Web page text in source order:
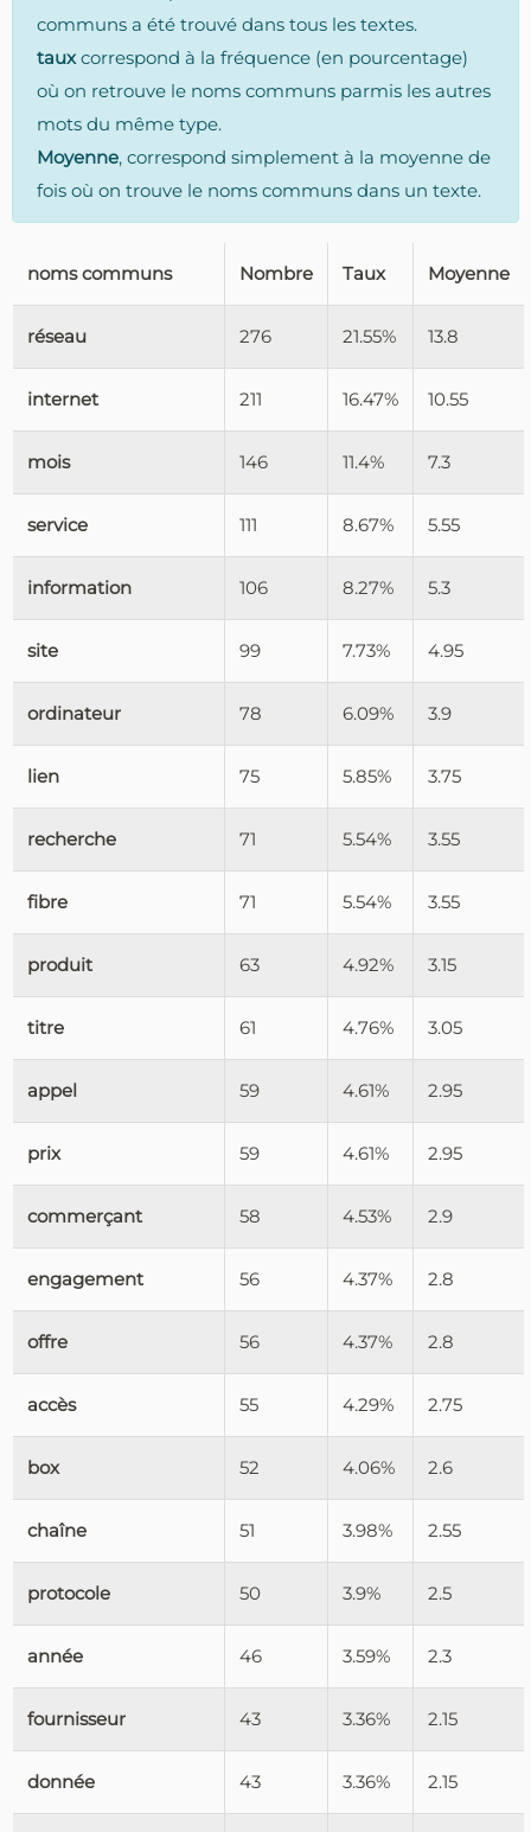
communs a été trouvé dans tous les textes.
tauxcorrespond à la fréquence (en pourcentage)
où on retrouve le noms communs parmis les autres
mots du même type.
Moyenne, correspond simplement à la moyenne de
fois où on trouve le noms communs dans un texte.
noms communs Nombre Taux Moyenne
réseau 276 21.55% 13.8
internet 211 16.47% 10.55
mois 146 11.4% 7.3
service 111 8.67% 5.55
information 106 8.27% 5.3
site 99 7.73% 4.95
ordinateur 78 6.09% 3.9
lien 75 5.85% 3.75
recherche 71 5.54% 3.55
fibre 71 5.54% 3.55
produit 63 4.92% 3.15
titre 61 4.76% 3.05
appel 59 4.61% 2.95
prix 59 4.61% 2.95
commerçant 58 4.53% 2.9
engagement 56 4.37% 2.8
offre 56 4.37% 2.8
accès 55 4.29% 2.75
box 52 4.06% 2.6
chaîne 51 3.98% 2.55
protocole 50 3.9% 2.5
année 46 3.59% 2.3
fournisseur 43 3.36% 2.15
donnée 43 3.36% 2.15